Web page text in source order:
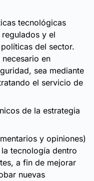
tecnológicas
y el
del sector.
en
sea mediante
el servicio de
de la estrategia
y opiniones)
tecnología dentro
a fin de mejorar
nuevas